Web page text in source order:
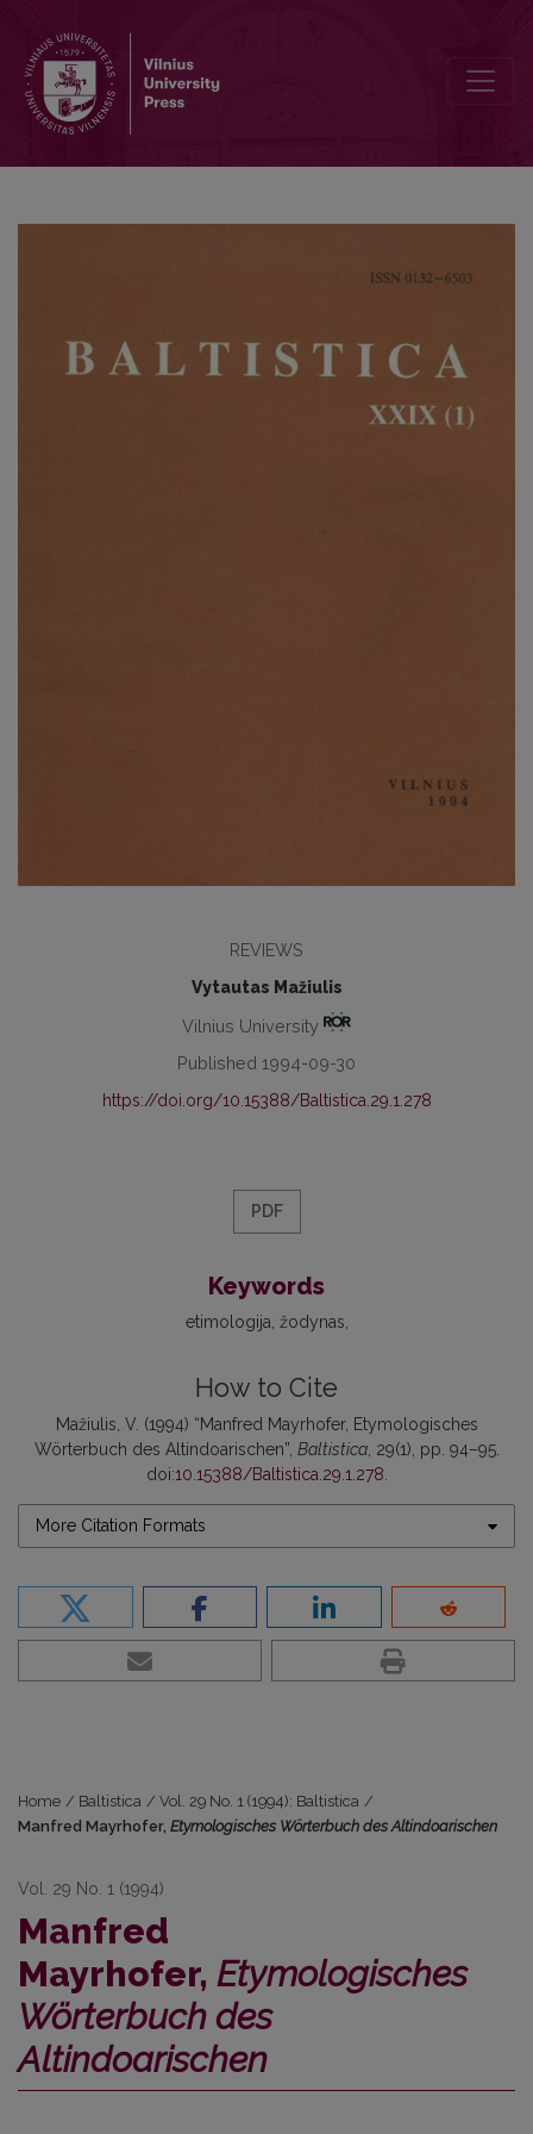
REVIEWS
Vytautas Mažiulis
Vilnius University
Published 1994-09-30
https://doi.org/10.15388/Baltistica.29.1.278
PDF
Keywords
etimologija žodynas
How to Cite
Mažiulis, V. (1994) “Manfred Mayrhofer, Etymologisches
Wörterbuch des Altindoarischen”, Baltistica, 29(1), pp. 94–95.
doi:10.15388/Baltistica.29.1.278.
More Citation Formats
Home / Baltistica / Vol. 29 No. 1 (1994): Baltistica /
Manfred Mayrhofer, Etymologisches Wörterbuch des Altindoarischen
Vol. 29 No. 1 (1994)
Manfred
Mayrhofer, Etymologisches
Wörterbuch des
Altindoarischen